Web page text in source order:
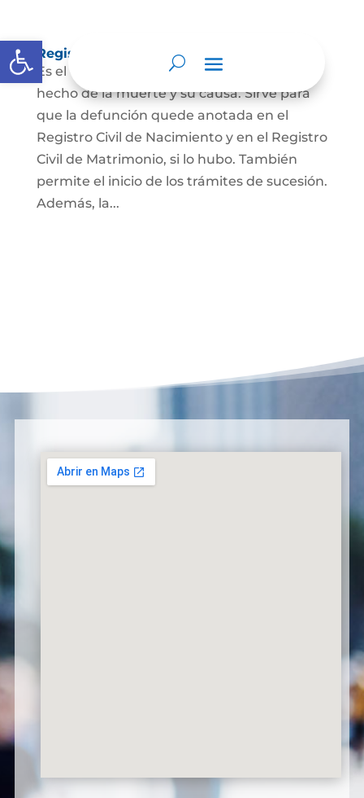
Abrir barra de herramientas
Registro Civil de Defunción
Es el documento público que prueba el
hecho de la muerte y su causa. Sirve para
que la defunción quede anotada en el
Registro Civil de Nacimiento y en el Registro
Civil de Matrimonio, si lo hubo. También
permite el inicio de los trámites de sucesión.
Además, la...